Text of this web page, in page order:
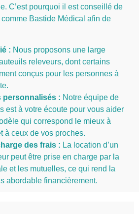
C’est pourquoi il est conseillé de
Bastide Médical afin de
: Nous proposons une large
releveurs, dont certains
conçus pour les personnes à
personnalisés : Notre équipe de
est à votre écoute pour vous aider
qui correspond le mieux à
à ceux de vos proches.
des frais : La location d’un
peut être prise en charge par la
et les mutuelles, ce qui rend la
abordable financièrement.